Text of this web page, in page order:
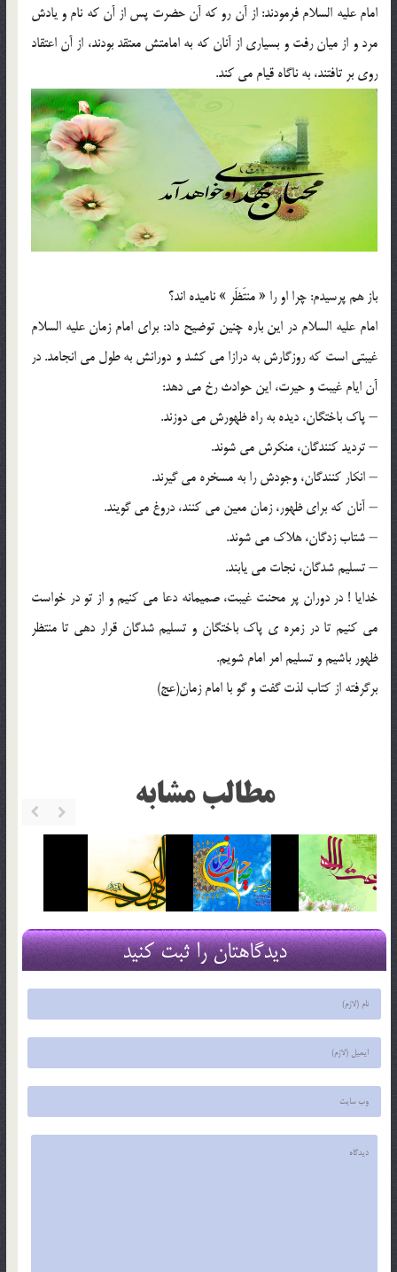
امام علیه السلام فرمودند: از آن رو كه آن حضرت پس از آن كه نام و یادش
مرد و از میان رفت و بسیاری از آنان كه به امامتش معتقد بودند، از آن اعتقاد
روی بر تافتند، به ناگاه قیام می كند.
باز هم پرسیدم: چرا او را « منتَظَر » نامیده اند؟
امام علیه السلام در این باره چنین توضیح داد: برای امام زمان علیه السلام
غیبتی است كه روزگارش به درازا می كشد و دورانش به طول می انجامد. در
آن ایام غیبت و حیرت، این حوادث رخ می دهد:
– پاك باختگان، دیده به راه ظهورش می دوزند.
– تردید كنندگان، منكرش می شوند.
– انكار كنندگان، وجودش را به مسخره می گیرند.
– آنان كه برای ظهور، زمان معین می كنند، دروغ می گویند.
– شتاب زدگان، هلاك می شوند.
– تسلیم شدگان، نجات می یابند.
خدایا ! در دوران پر محنت غیبت، صمیمانه دعا می كنیم و از تو در خواست
می كنیم تا در زمره ی پاك باختگان و تسلیم شدگان قرار دهی تا منتظر
ظهور باشیم و تسلیم امر امام شویم.
برگرفته از كتاب لذت گفت و گو با امام زمان(عج)
مطالب مشابه
دیدگاهتان را ثبت کنید